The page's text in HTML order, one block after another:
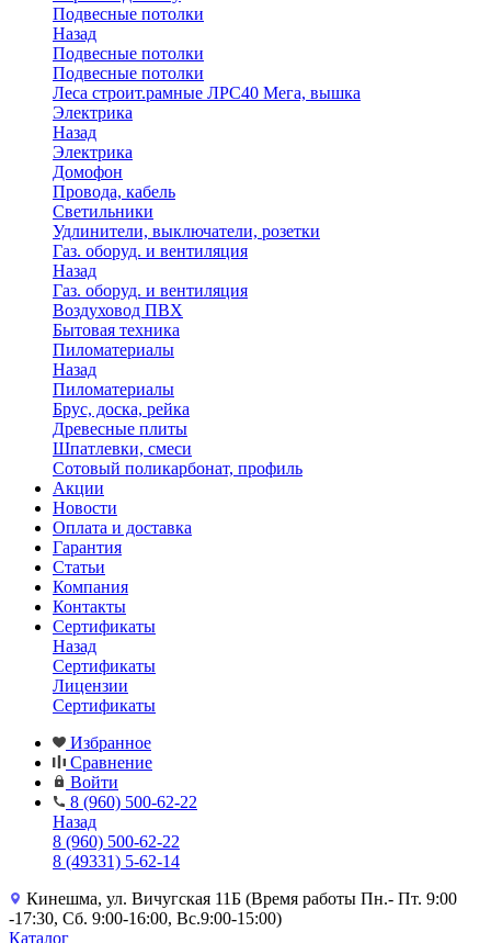
Подвесные потолки
Назад
Подвесные потолки
Подвесные потолки
Леса строит.рамные ЛРС40 Мега, вышка
Электрика
Назад
Электрика
Домофон
Провода, кабель
Светильники
Удлинители, выключатели, розетки
Газ. оборуд. и вентиляция
Назад
Газ. оборуд. и вентиляция
Воздуховод ПВХ
Бытовая техника
Пиломатериалы
Назад
Пиломатериалы
Брус, доска, рейка
Древесные плиты
Шпатлевки, смеси
Сотовый поликарбонат, профиль
Акции
Новости
Оплата и доставка
Гарантия
Статьи
Компания
Контакты
Сертификаты
Назад
Сертификаты
Лицензии
Сертификаты
Избранное
Сравнение
Войти
8 (960) 500-62-22
Назад
8 (960) 500-62-22
8 (49331) 5-62-14
Кинешма, ул. Вичугская 11Б (Время работы Пн.- Пт. 9:00
-17:30, Сб. 9:00-16:00, Вс.9:00-15:00)
Каталог